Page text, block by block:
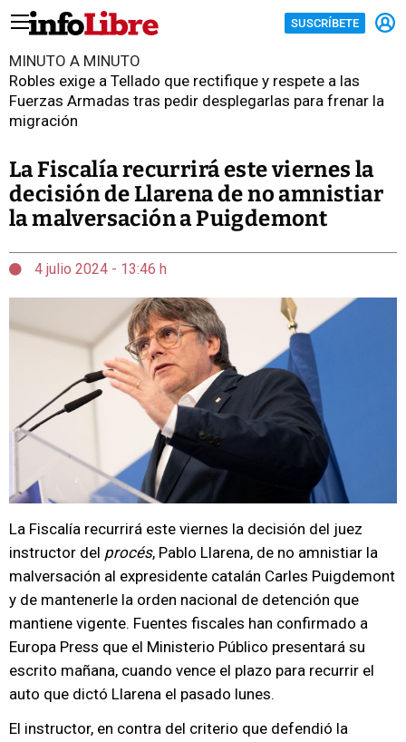
SUSCRÍBETE
MINUTO A MINUTO
Robles exige a Tellado que rectifique y respete a las
Fuerzas Armadas tras pedir desplegarlas para frenar la
migración
La Fiscalía recurrirá este viernes la
decisión de Llarena de no amnistiar
la malversación a Puigdemont
4 julio 2024 - 13:46 h
La Fiscalía recurrirá este viernes la decisión del juez
instructor del procés, Pablo Llarena, de no amnistiar la
malversación al expresidente catalán Carles Puigdemont
y de mantenerle la orden nacional de detención que
mantiene vigente. Fuentes fiscales han confirmado a
Europa Press que el Ministerio Público presentará su
escrito mañana, cuando vence el plazo para recurrir el
auto que dictó Llarena el pasado lunes.
El instructor, en contra del criterio que defendió la